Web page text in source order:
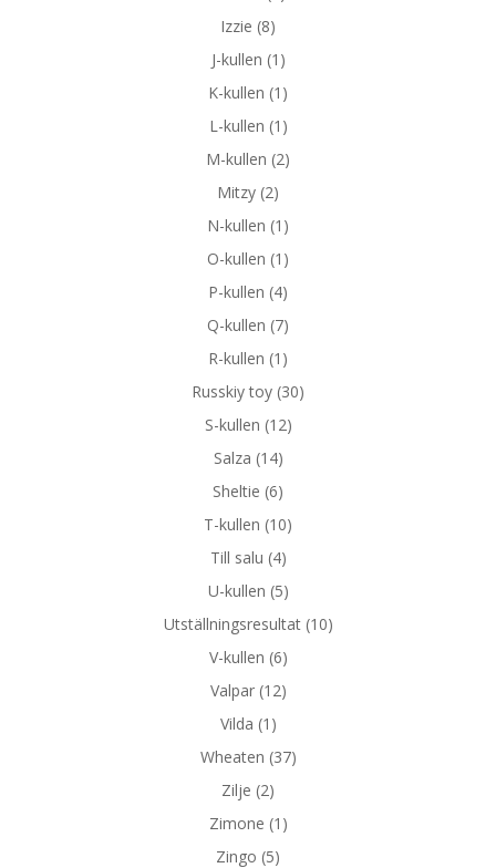
Izzie (8)
J-kullen (1)
K-kullen (1)
L-kullen (1)
M-kullen (2)
Mitzy (2)
N-kullen (1)
O-kullen (1)
P-kullen (4)
Q-kullen (7)
R-kullen (1)
Russkiy toy (30)
S-kullen (12)
Salza (14)
Sheltie (6)
T-kullen (10)
Till salu (4)
U-kullen (5)
Utställningsresultat(10)
V-kullen (6)
Valpar(12)
Vilda (1)
Wheaten (37)
Zilje (2)
Zimone (1)
Zingo (5)